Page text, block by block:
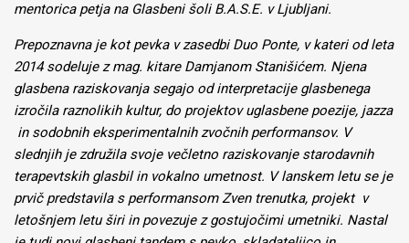
mentorica petja na Glasbeni šoli B.A.S.E. v Ljubljani.
Prepoznavna je kot pevka v zasedbi Duo Ponte, v kateri od leta
2014 sodeluje z mag. kitare Damjanom Stanišićem. Njena
glasbena raziskovanja segajo od interpretacije glasbenega
izročila raznolikih kultur, do projektov uglasbene poezije, jazza
in sodobnih eksperimentalnih zvočnih performansov. V
slednjih je združila svoje večletno raziskovanje starodavnih
terapevtskih glasbil in vokalno umetnost. V lanskem letu se je
prvič predstavila s performansom Zven trenutka, projekt v
letošnjem letu širi in povezuje z gostujočimi umetniki. Nastal